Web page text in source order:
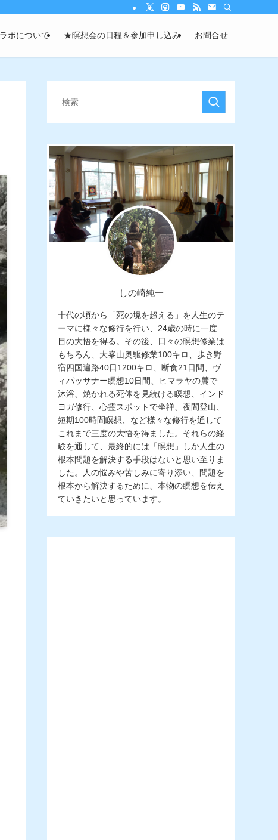
ボについて ★瞑想会の日程＆参加申し込み お問合せ
しの崎純一
十代の頃から「死の境を超える」を人生のテ
ーマに様々な修行を行い、24歳の時に一度
目の大悟を得る。その後、日々の瞑想修業は
もちろん、大峯山奥駆修業100キロ、歩き野
宿四国遍路40日1200キロ、断食21日間、ヴ
ィパッサナー瞑想10日間、ヒマラヤの麓で
沐浴、焼かれる死体を見続ける瞑想、インド
ヨガ修行、心霊スポットで坐禅、夜間登山、
短期100時間瞑想、など様々な修行を通して
これまで三度の大悟を得ました。それらの経
験を通して、最終的には「瞑想」しか人生の
根本問題を解決する手段はないと思い至りま
した。人の悩みや苦しみに寄り添い、問題を
根本から解決するために、本物の瞑想を伝え
ていきたいと思っています。